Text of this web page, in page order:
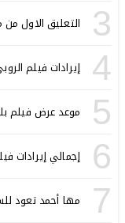
3 التعليق الاول
4 إيرادات فيلم الروبي بعد 3 أشهر
5 موعد عرض فيلم
6 إجمالي إيرادات
7 مها أحمد تعود